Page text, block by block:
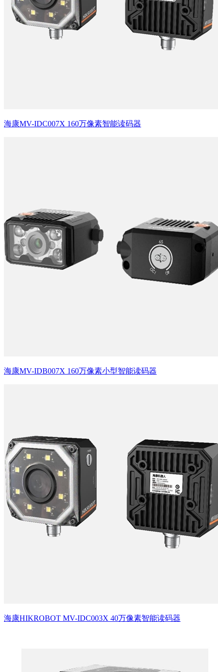
海康MV-IDC007X 160万像素智能读码器
海康MV-IDB007X 160万像素小型智能读码器
海康HIKROBOT MV-IDC003X 40万像素智能读码器